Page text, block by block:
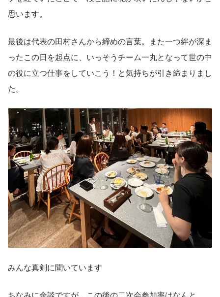
思います。
最後は代表の田村さんから締めの言葉。また一つ絆が深ま
ったこの日を起点に、いっそうチーム一丸となって世の中
の役に立つ仕事をしていこう！と気持ちが引き締まりまし
た。
みんな真剣に聞いています
ちなみに余談ですが、この後の二次会参加率はなんと